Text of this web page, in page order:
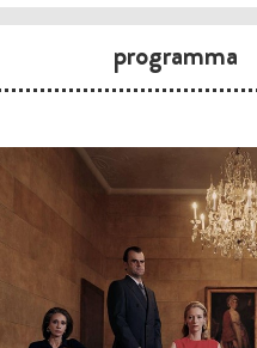
programma